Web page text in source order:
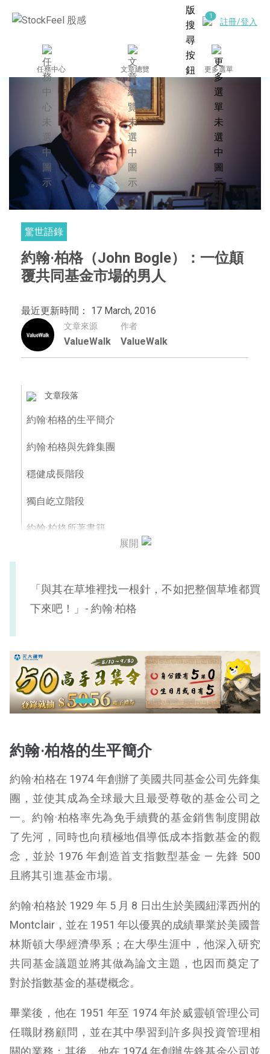
註冊/登入
任務中心 文章總覽 更多選單
驚世語錄
約翰·柏格（John Bogle）：一位顛
覆共同基金市場的男人
最近更新時間： 17 March, 2016
文章來源
ValueWalk
作者
ValueWalk
文章段落
約翰·柏格的生平簡介
約翰·柏格與先鋒集團
穩健成長階段
獨自屹立階段
約翰·柏格所著書籍
關於約翰·柏格的文章
關於約翰·柏格的影片
展開
「與其在草堆裡找一根針，不如把整個草堆都買
下來吧！」- 約翰·柏格
約翰·柏格的生平簡介
約翰·柏格在 1974 年創辦了美國共同基金公司先鋒集
團，並使其成為全球最大且最受尊敬的基金公司之
一。約翰·柏格率先為免手續費的基金銷售制度開啟
了先河，同時也向積極地倡導低成本指數基金的觀
念，並於 1976 年創造首支指數型基金 — 先鋒 500
且將其引進基金市場。
約翰·柏格於 1929 年 5 月 8 日出生於美國紐澤西州的
Montclair，並在 1951 年以優異的成績畢業於美國普
林斯頓大學經濟學系；在大學生涯中，他深入研究
共同基金議題並將其做為論文主題，也因而奠定了
對於指數基金的基礎概念。
畢業後，他在 1951 年至 1974 年於威靈頓管理公司
任職財務顧問，並在其中學習到許多與投資管理相
關的業務；其後，他在 1974 年創辦先鋒基金公司並